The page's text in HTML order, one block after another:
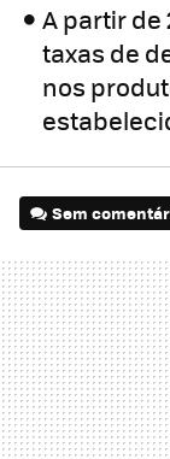
A partir de
taxas de
nos
Sem